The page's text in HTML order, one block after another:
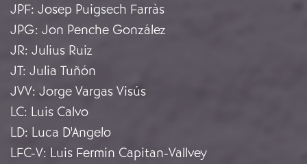
JPF: Josep Puigsech Farràs
JPG: Jon Penche González
JR: Julius Ruiz
JT: Julia Tuñón
JVV: Jorge Vargas Visús
LC: Luis Calvo
LD: Luca D'Angelo
LFC-V: Luis Fermin Capitan-Vallvey